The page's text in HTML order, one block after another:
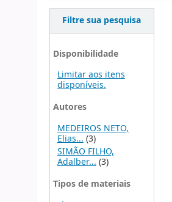
Filtre sua pesquisa
Disponibilidade
Limitar aos itens
disponíveis.
Autores
MEDEIROS NETO,
Elias... (3)
SIMÃO FILHO,
Adalber...(3)
Tipos de materiais